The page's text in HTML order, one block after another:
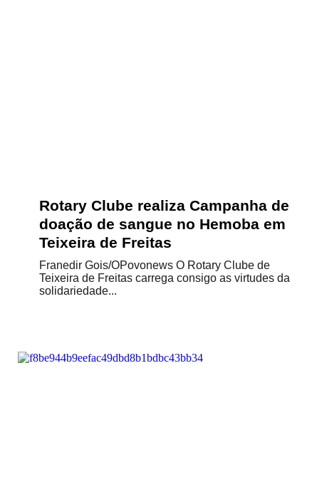
Rotary Clube realiza Campanha de
doação de sangue no Hemoba em
Teixeira de Freitas
Franedir Gois/OPovonews O Rotary Clube de
Teixeira de Freitas carrega consigo as virtudes da
solidariedade...